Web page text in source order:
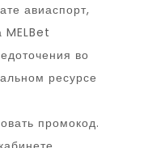
авиаспорт,
во
ресурсе
промокод.